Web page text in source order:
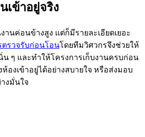
เข้าอยู่จริง
นค่อนข้างสูง แต่ก็มีรายละเอียดเยอะ
ตรวจรับก่อนโอนโดยทีมวิศวกรจึงช่วยให้
น ๆ และทำให้โครงการเก็บงานครบก่อน
ห้องเข้าอยู่ได้อย่างสบายใจ หรือส่งมอบ
งมั่นใจ